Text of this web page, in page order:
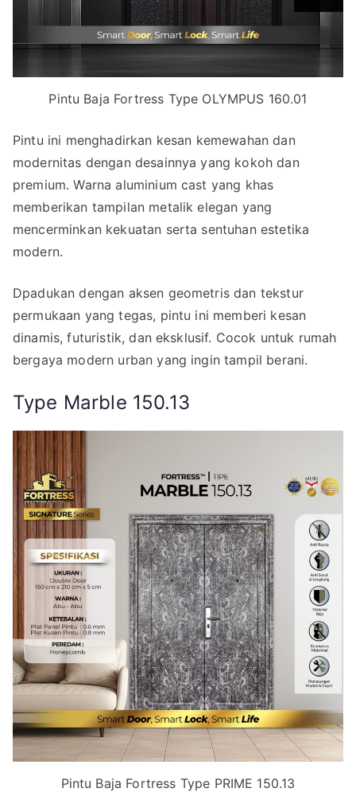
Pintu Baja Fortress Type OLYMPUS 160.01
Pintu ini menghadirkan kesan kemewahan dan
modernitas dengan desainnya yang kokoh dan
premium. Warna aluminium cast yang khas
memberikan tampilan metalik elegan yang
mencerminkan kekuatan serta sentuhan estetika
modern.
Dpadukan dengan aksen geometris dan tekstur
permukaan yang tegas, pintu ini memberi kesan
dinamis, futuristik, dan eksklusif. Cocok untuk rumah
bergaya modern urban yang ingin tampil berani.
Type Marble 150.13
Pintu Baja Fortress Type PRIME 150.13